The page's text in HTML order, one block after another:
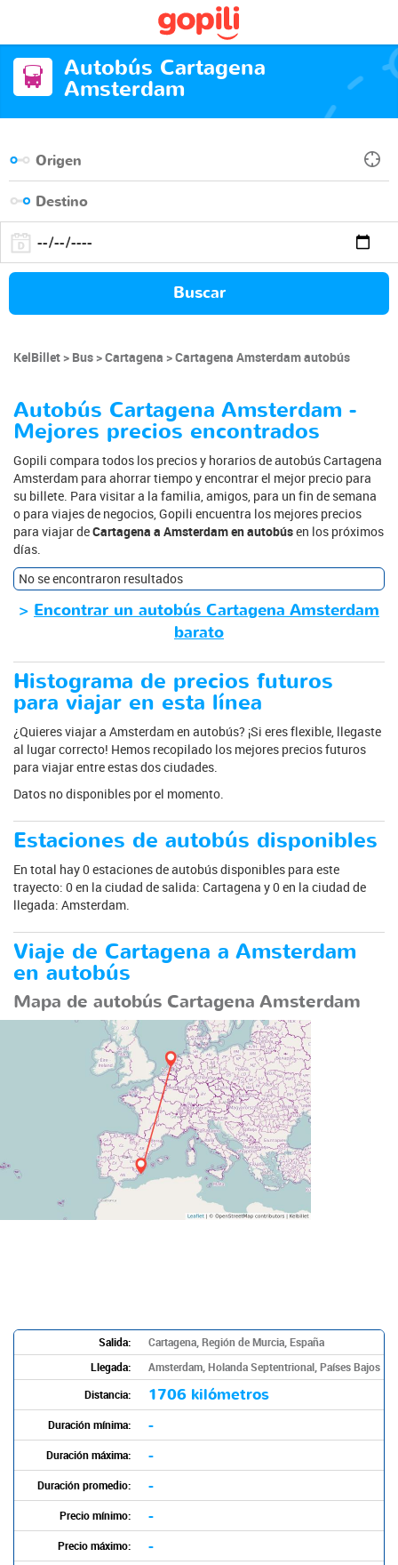
Autobús Cartagena
Amsterdam
Buscar
KelBillet Bus Cartagena Cartagena Amsterdam autobús
Autobús Cartagena Amsterdam -
Mejores precios encontrados
Gopili compara todos los precios y horarios de autobús Cartagena
Amsterdam para ahorrar tiempo y encontrar el mejor precio para
su billete. Para visitar a la familia, amigos, para un fin de semana
o para viajes de negocios, Gopili encuentra los mejores precios
para viajar deCartagena a Amsterdam en autobúsen los próximos
días.
No se encontraron resultados
> Encontrar un autobús Cartagena Amsterdam
barato
Histograma de precios futuros
para viajar en esta línea
¿Quieres viajar a Amsterdam en autobús? ¡Si eres flexible, llegaste
al lugar correcto! Hemos recopilado los mejores precios futuros
para viajar entre estas dos ciudades.
Datos no disponibles por el momento.
Estaciones de autobús disponibles
En total hay 0 estaciones de autobús disponibles para este
trayecto: 0 en la ciudad de salida: Cartagena y 0 en la ciudad de
llegada: Amsterdam.
Viaje de Cartagena a Amsterdam
en autobús
Mapa de autobús Cartagena Amsterdam
Salida:
Cartagena, Región de Murcia, España
Llegada:
Amsterdam, Holanda Septentrional, Países Bajos
Distancia:
1706 kilómetros
Duración mínima: -
Duración máxima: -
Duración promedio: -
Precio mínimo: -
Precio máximo: -